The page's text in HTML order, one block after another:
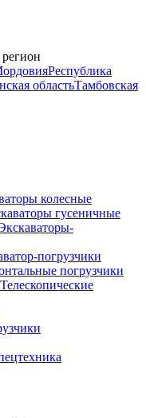
Республика
областьТамбовская
колесные
гусеничные
погрузчики
погрузчики
Телескопические